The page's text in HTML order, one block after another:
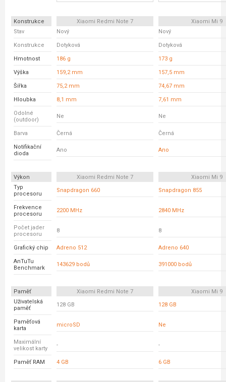
Konstrukce Xiaomi Redmi Note 7
Xiaomi Mi 9
Stav
Nový Nový
Konstrukce Dotyková Dotyková
Hmotnost 186 g 173 g
Výška 159,2 mm 157,5 mm
Šířka 75,2 mm 74,67 mm
Hloubka 8,1 mm 7,61 mm
Odolné
(outdoor)
Ne Ne
Barva Černá Černá
Notifikační
dioda
Ano Ano
Výkon Xiaomi Redmi Note 7
Xiaomi Mi 9
Typ
procesoru
Snapdragon 660 Snapdragon 855
Frekvence
procesoru
2200 MHz 2840 MHz
Počet jader
procesoru
8 8
Grafický chip Adreno 512 Adreno 640
AnTuTu
Benchmark
143629 bodů 391000 bodů
Paměť Xiaomi Redmi Note 7
Xiaomi Mi 9
Uživatelská
paměť
128 GB 128 GB
Paměťová
karta
microSD Ne
Maximální
velikost karty
- -
Paměť RAM 4 GB 6 GB